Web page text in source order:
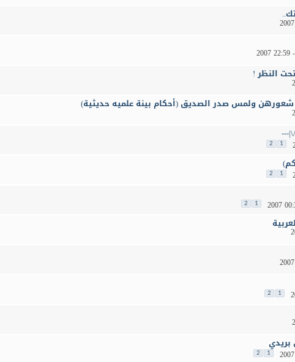
النظر !
ولمس صدر الصديق (أحكام بينة علميه حديثية)
1
2
1
2
1
2
1
2
1
2